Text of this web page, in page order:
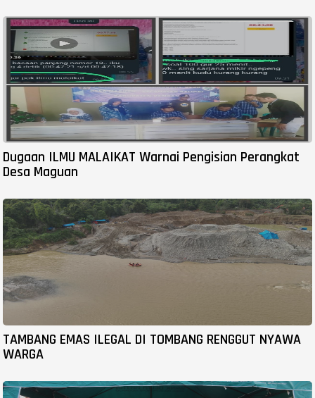
Dugaan ILMU MALAIKAT Warnai Pengisian Perangkat
Desa Maguan
TAMBANG EMAS ILEGAL DI TOMBANG RENGGUT NYAWA
WARGA